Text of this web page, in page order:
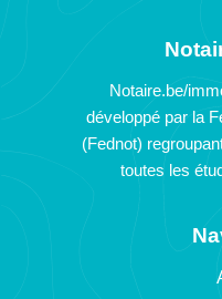
Notaire.be/
développé par la
(Fednot)
toutes les